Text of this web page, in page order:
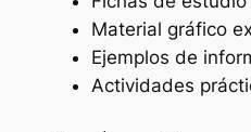
Material gráfico
Ejemplos de
Actividades